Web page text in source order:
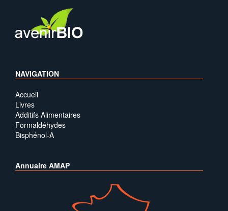
NAVIGATION
Accueil
Livres
Additifs Alimentaires
Formaldéhydes
Bisphénol-A
Annuaire AMAP